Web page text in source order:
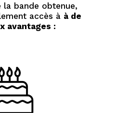
la bande obtenue,
accès à à de
avantages :